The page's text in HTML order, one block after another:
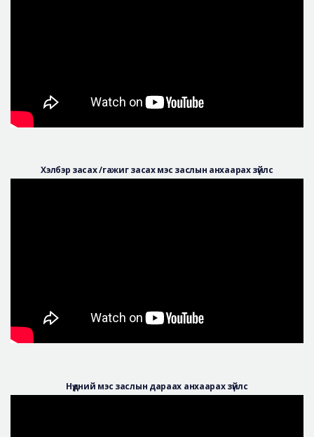
Хэлбэр засах /гажиг засах мэс заслын анхаарах зүйлс
Нүдний мэс заслын дараах анхаарах зүйлс